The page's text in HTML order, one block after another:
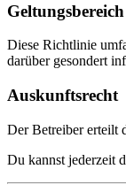
Diese Richtlinie
darüber gesondert
Auskunftsrecht
Der Betreiber erteilt
Du kannst jederzeit